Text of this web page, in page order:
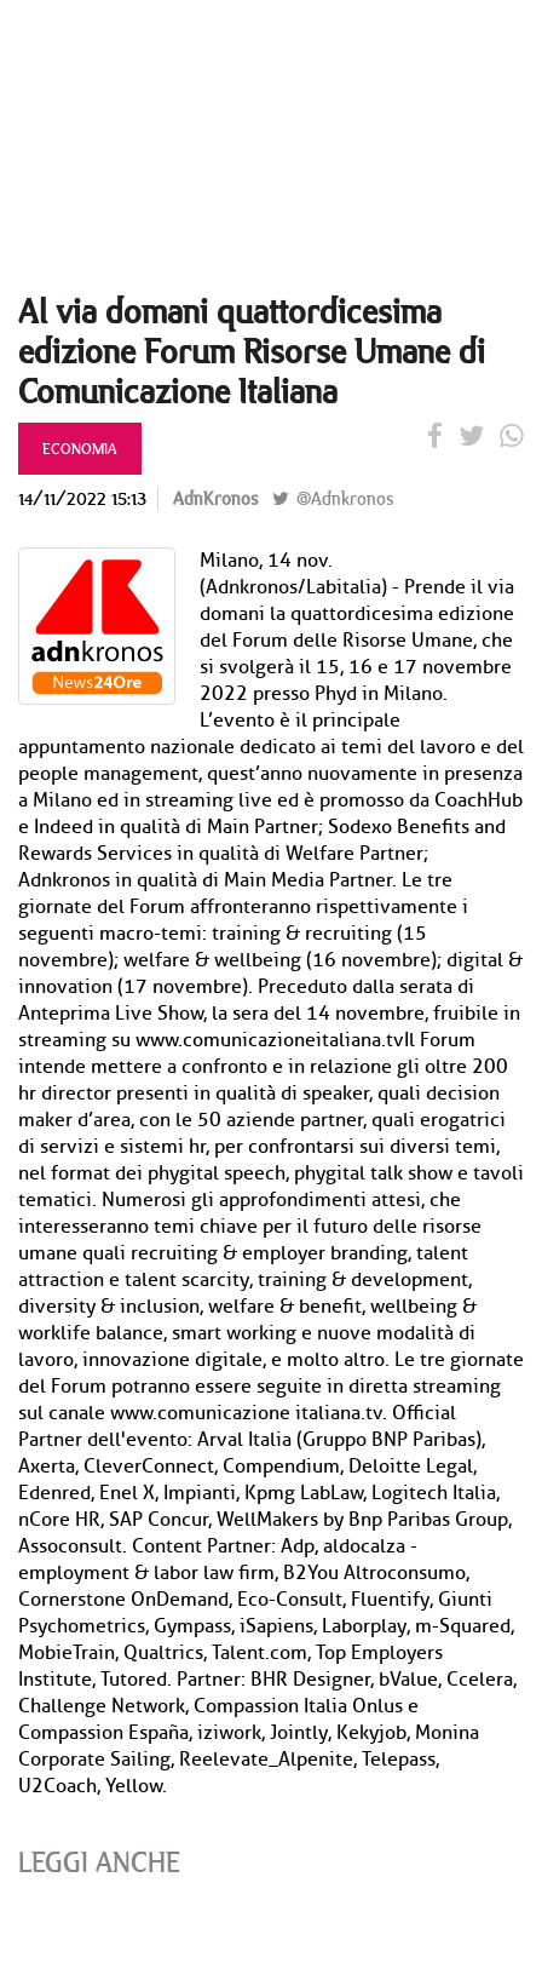
Al via domani quattordicesima
edizione Forum Risorse Umane di
Comunicazione Italiana
ECONOMIA
14/11/2022 15:13 AdnKronos @Adnkronos
Milano, 14 nov.
(Adnkronos/Labitalia) - Prende il via
domani la quattordicesima edizione
del Forum delle Risorse Umane, che
si svolgerà il 15, 16 e 17 novembre
2022 presso Phyd in Milano.
L’evento è il principale
appuntamento nazionale dedicato ai temi del lavoro e del
people management, quest’anno nuovamente in presenza
a Milano ed in streaming live ed è promosso da CoachHub
e Indeed in qualità di Main Partner; Sodexo Benefits and
Rewards Services in qualità di Welfare Partner;
Adnkronos in qualità di Main Media Partner. Le tre
giornate del Forum affronteranno rispettivamente i
seguenti macro-temi: training & recruiting (15
novembre); welfare & wellbeing (16 novembre); digital &
innovation (17 novembre). Preceduto dalla serata di
Anteprima Live Show, la sera del 14 novembre, fruibile in
streaming su www.comunicazioneitaliana.tvIl Forum
intende mettere a confronto e in relazione gli oltre 200
hr director presenti in qualità di speaker, quali decision
maker d’area, con le 50 aziende partner, quali erogatrici
di servizi e sistemi hr, per confrontarsi sui diversi temi,
nel format dei phygital speech, phygital talk show e tavoli
tematici. Numerosi gli approfondimenti attesi, che
interesseranno temi chiave per il futuro delle risorse
umane quali recruiting & employer branding, talent
attraction e talent scarcity, training & development,
diversity & inclusion, welfare & benefit, wellbeing &
worklife balance, smart working e nuove modalità di
lavoro, innovazione digitale, e molto altro. Le tre giornate
del Forum potranno essere seguite in diretta streaming
sul canale www.comunicazione italiana.tv. Official
Partner dell'evento: Arval Italia (Gruppo BNP Paribas),
Axerta, CleverConnect, Compendium, Deloitte Legal,
Edenred, Enel X, Impianti, Kpmg LabLaw, Logitech Italia,
nCore HR, SAP Concur, WellMakers by Bnp Paribas Group,
Assoconsult. Content Partner: Adp, aldocalza -
employment & labor law firm, B2You Altroconsumo,
Cornerstone OnDemand, Eco-Consult, Fluentify, Giunti
Psychometrics, Gympass, iSapiens, Laborplay, m-Squared,
MobieTrain, Qualtrics, Talent.com, Top Employers
Institute, Tutored. Partner: BHR Designer, bValue, Ccelera,
Challenge Network, Compassion Italia Onlus e
Compassion España, iziwork, Jointly, Kekyjob, Monina
Corporate Sailing, Reelevate_Alpenite, Telepass,
U2Coach, Yellow.
LEGGI ANCHE